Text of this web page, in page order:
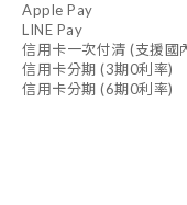
Apple Pay
LINE Pay
信用卡一次付清 (支援國
信用卡分期 (3期0利率)
信用卡分期 (6期0利率)